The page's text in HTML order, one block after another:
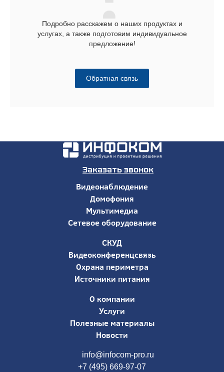
Подробно расскажем о наших продуктах и
услугах, а также подготовим индивидуальное
предложение!
Обратная связь
Заказать звонок
Видеонаблюдение
Домофония
Мультимедиа
Сетевое оборудование
СКУД
Видеоконференцсвязь
Охрана периметра
Источники питания
О компании
Услуги
Полезные материалы
Новости
info@infocom-pro.ru
+7 (495) 669-97-07